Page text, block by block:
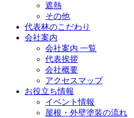
遮熱
その他
代表林のこだわり
会社案内
会社案内 一覧
代表挨拶
会社概要
アクセスマップ
お役立ち情報
イベント情報
屋根・外壁塗装の流れ